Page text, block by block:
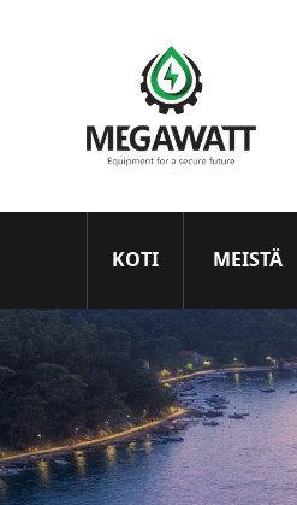
KOTI MEISTÄ